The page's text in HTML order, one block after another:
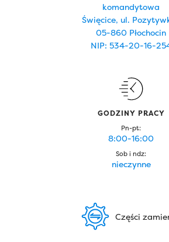
komandytowa
Święcice, ul.
05-860 Płochocin
NIP: 534-20-16-
GODZINY PRACY
Pn-pt:
8:00-16:00
Sob i ndz:
nieczynne
Części